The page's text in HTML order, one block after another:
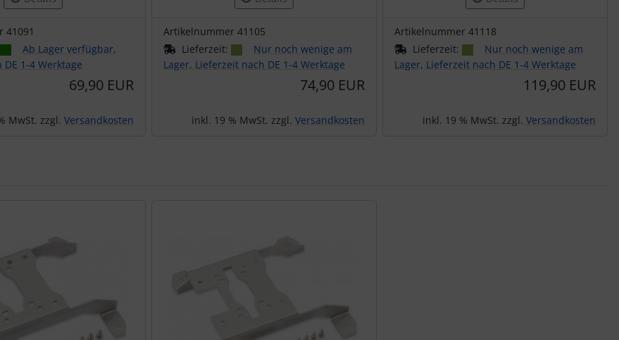
41091
Ab Lager verfügbar,
1-4 Werktage
69,90 EUR
MwSt. zzgl. Versandkosten
Artikelnummer 41105
Lieferzeit:
Nur noch wenige am
Lager, Lieferzeit nach DE 1-4 Werktage
74,90 EUR
inkl. 19 % MwSt. zzgl. Versandkosten
Artikelnummer 41118
Lieferzeit:
Nur noch wenige am
Lager, Lieferzeit nach DE 1-4 Werktage
119,90 EUR
inkl. 19 % MwSt. zzgl. Versandkosten